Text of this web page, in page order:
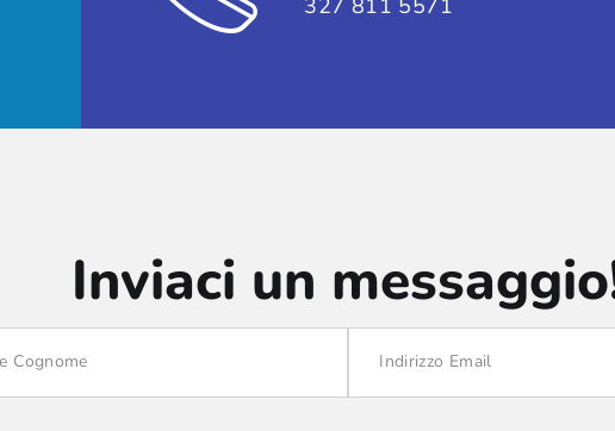
327 811 5571
Inviaci un